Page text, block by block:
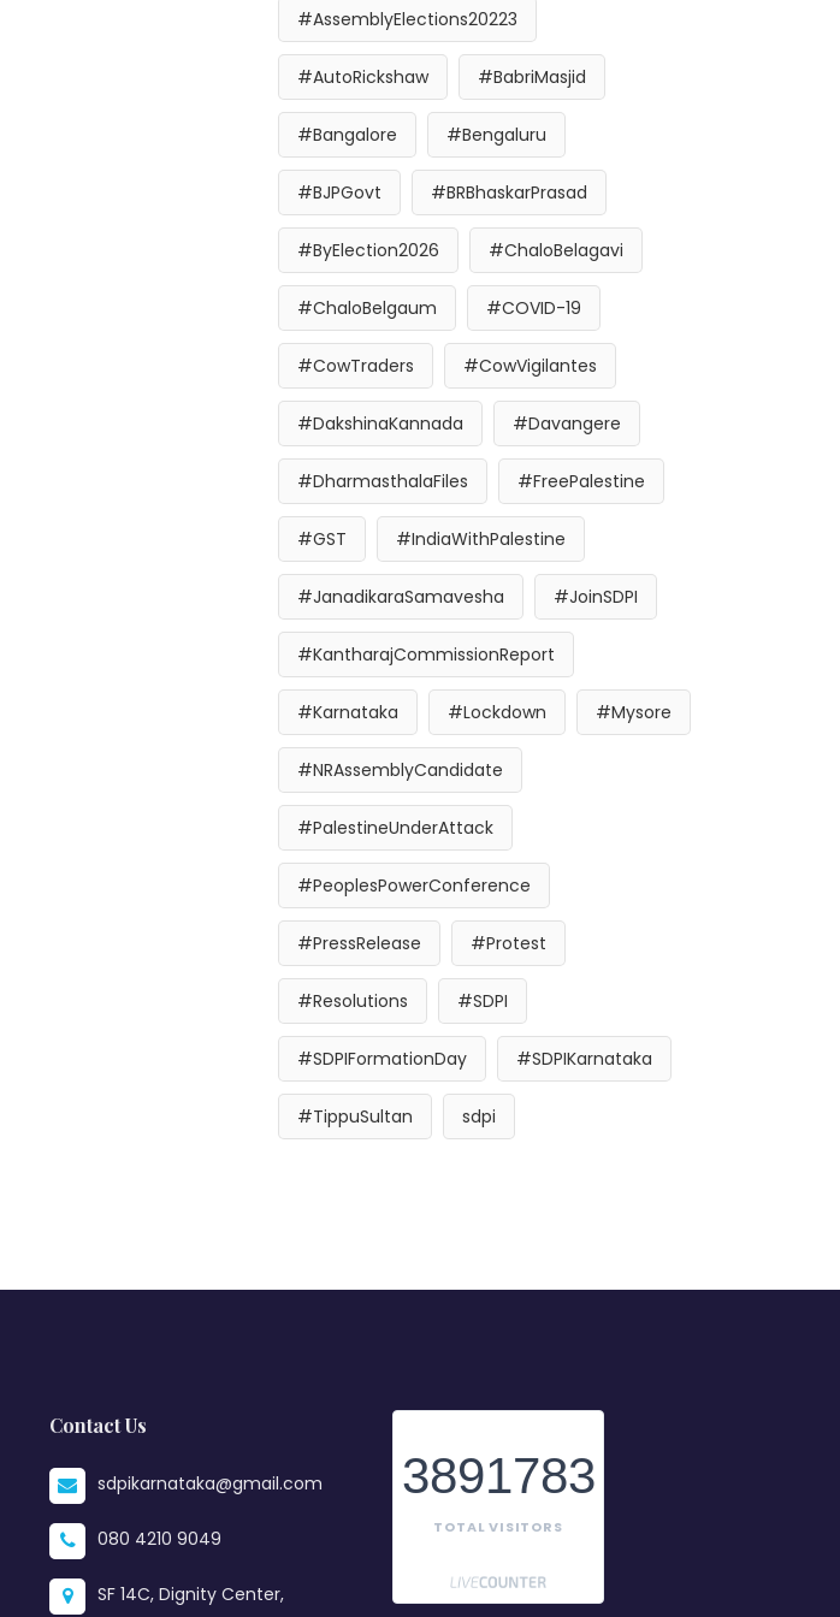
#AssemblyElections20223
#AutoRickshaw #BabriMasjid
#Bangalore #Bengaluru
#BJPGovt #BRBhaskarPrasad
#ByElection2026 #ChaloBelagavi
#ChaloBelgaum #COVID-19
#CowTraders #CowVigilantes
#DakshinaKannada #Davangere
#DharmasthalaFiles #FreePalestine
#GST #IndiaWithPalestine
#JanadikaraSamavesha #JoinSDPI
#KantharajCommissionReport
#Karnataka #Lockdown #Mysore
#NRAssemblyCandidate
#PalestineUnderAttack
#PeoplesPowerConference
#PressRelease #Protest
#Resolutions #SDPI
#SDPIFormationDay #SDPIKarnataka
#TippuSultan sdpi
Contact Us
sdpikarnataka@gmail.com
080 4210 9049
SF 14C, Dignity Center,
3891783
TOTAL VISITORS